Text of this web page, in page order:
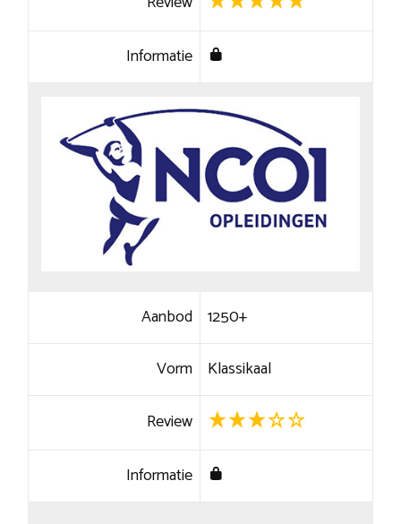
Informatie
Aanbod 1250+
Vorm Klassikaal
Review
Informatie